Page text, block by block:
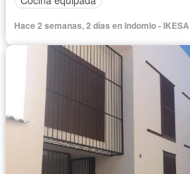
Hace 2 semanas, 2 días en Indomio - IKESA